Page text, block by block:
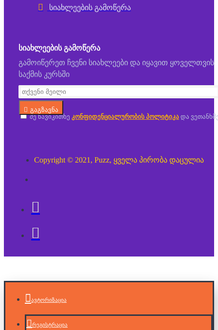
სიახლეების გამოწერა
ᲡᲘᲐᲮᲚᲔᲔᲑᲘᲡ ᲒᲐᲛᲝᲬᲔᲠᲐ
გამოიწერეთ ჩვენი სიახლეები და იყავით ყოველთვის
საქმის კურსში
გაგზავნა
მე წავიკითხე კონფიდენციალურობის პოლიტიკა და
Copyright © 2021, Puzz, ყველა პირობა დაცულია
ავტორიზაცია
რეგისტრაცია